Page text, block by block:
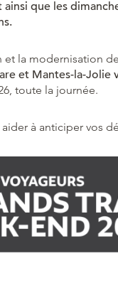
que les
la modernisation
et Mantes-la-Jolie
toute la journée.
à anticiper vos